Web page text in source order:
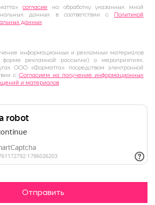
согласие на обработку указанных мной
данных в соответствии с Политикой
данных
информационных и рекламных материалов
рекламной рассылки) о мероприятиях,
ООО «Форматта» посредством электронной
с Согласием на получение информационных
и материалов
Отправить